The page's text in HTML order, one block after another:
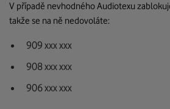
V případě nevhodného Audiotexu
takže se na ně nedovoláte:
909 xxx xxx
908 xxx xxx
906 xxx xxx